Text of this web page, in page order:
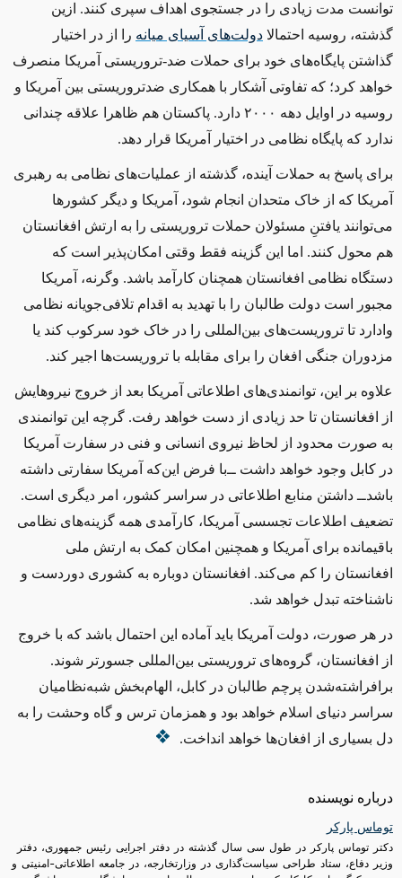
درباره نویسنده
توماس پارکر
دکتر توماس پارکر در طول سی سال گذشته در دفتر اجرایی رئیس جمهوری، دفتر
وزیر دفاع، ستاد طراحی سیاست‌گذاری در وزارتخارجه، در جامعه اطلاعاتی-امنیتی و
توانست مدت زیادی را در جستجوی اهداف سپری کنند. ازین
گذشته، روسیه احتمالا دولت‌های آسیای میانه را از در اختیار
گذاشتن پایگاه‌های خود برای حملات ضد-تروریستی آمریکا منصرف
خواهد کرد؛ که تفاوتی آشکار با همکاری ضدتروریستی بین آمریکا و
روسیه در اوایل دهه ۲۰۰۰ دارد. پاکستان هم ظاهرا علاقه‌ چندانی
ندارد که پایگاه‌ نظامی در اختیار آمریکا قرار دهد.
برای پاسخ به حملات آینده، گذشته از عملیات‌های نظامی به رهبری
آمریکا که از خاک متحدان انجام شود، آمریکا و دیگر کشورها
می‌توانند یافتنِ مسئولان حملات تروریستی را به ارتش افغانستان
هم محول کنند. اما این گزینه فقط وقتی امکان‌پذیر است که
دستگاه نظامی افغانستان همچنان کارآمد باشد. وگرنه، آمریکا
مجبور است دولت طالبان را با تهدید به اقدام تلافی‌جویانه نظامی
وادارد تا تروریست‌های بین‌المللی را در خاک خود سرکوب کند یا
مزدوران جنگی افغان را برای مقابله با تروریست‌ها اجیر کند.
علاوه بر این، توانمندی‌های اطلاعاتی آمریکا بعد از خروج نیروهایش
از افغانستان تا حد زیادی از دست خواهد رفت. گرچه این توانمندی
به صورت محدود از لحاظ نیروی انسانی و فنی در سفارت آمریکا
در کابل وجود خواهد داشت ‌ــبا فرض این‌که آمریکا سفارتی داشته
باشد‌ــ‌ داشتن منابع اطلاعاتی در سراسر کشور، امر دیگری ا‌ست.
تضعیف اطلاعات تجسسی آمریکا، کارآمدی همه گزینه‌های نظامی
باقیمانده برای آمریکا و همچنین امکان کمک به ارتش ملی
افغانستان را کم می‌کند. افغانستان دوباره به کشوری دوردست و
ناشناخته تبدل خواهد شد.
در هر صورت، دولت آمریکا باید آماده این احتمال باشد که با خروج
از افغانستان، گروه‌های تروریستی بین‌المللی جسورتر شوند.
برافراشته‌شدن پرچم طالبان در کابل، الهام‌بخش شبه‌نظامیان
سراسر دنیای اسلام خواهد بود ‌و همزمان ترس و گاه وحشت را به
دل بسیاری از افغان‌ها خواهد انداخت.